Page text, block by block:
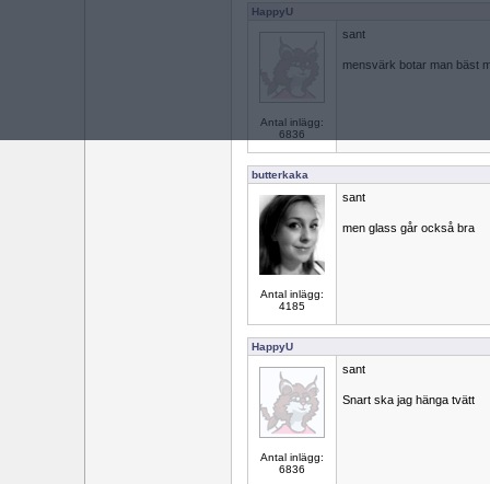
HappyU
Antal inlägg:
6836
sant
mensvärk botar man bäst
butterkaka
Antal inlägg:
4185
sant
men glass går också bra
HappyU
Antal inlägg:
6836
sant
Snart ska jag hänga tvätt